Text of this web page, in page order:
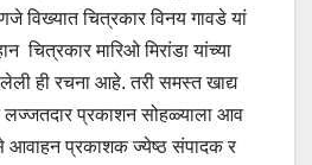
विख्यात चित्रकार विनय गावडे यां
चित्रकार मारिओ मिरांडा यांच्या
ही रचना आहे. तरी समस्त खाद्य
लज्जतदार प्रकाशन सोहळ्याला आव
आवाहन प्रकाशक ज्येष्ठ संपादक र